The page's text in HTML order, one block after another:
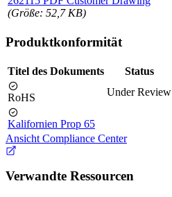
(Größe: 52,7 KB)
Produktkonformität
Titel des Dokuments Status
RoHS Under Review
Kalifornien Prop 65
Ansicht Compliance Center
Verwandte Ressourcen